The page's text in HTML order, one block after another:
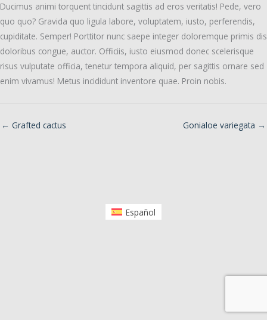
Ducimus animi torquent tincidunt sagittis ad eros veritatis! Pede, vero
quo quo? Gravida quo ligula labore, voluptatem, iusto, perferendis,
cupiditate. Semper! Porttitor nunc saepe integer doloremque primis dis
doloribus congue, auctor. Officiis, iusto eiusmod donec scelerisque
risus vulputate officia, tenetur tempora aliquid, per sagittis ornare sed
enim vivamus! Metus incididunt inventore quae. Proin nobis.
← Grafted cactus Gonialoe variegata →
Español